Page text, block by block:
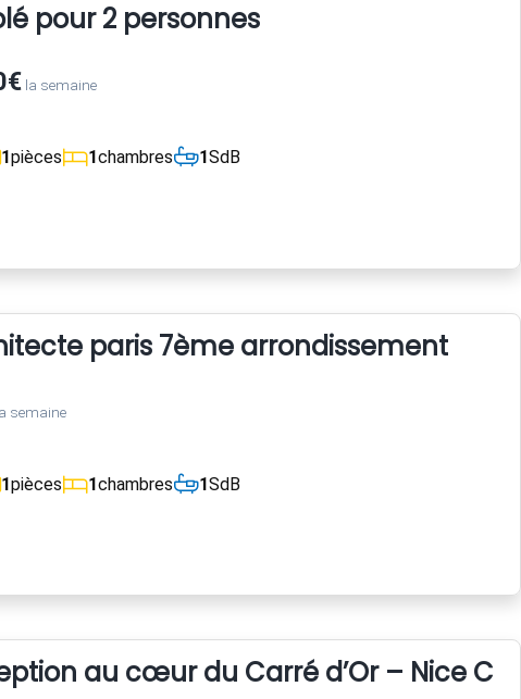
pour 2 personnes
la semaine
1pièces 1chambres 1SdB
paris 7ème arrondissement
semaine
1pièces 1chambres 1SdB
au cœur du Carré d’Or – Nice